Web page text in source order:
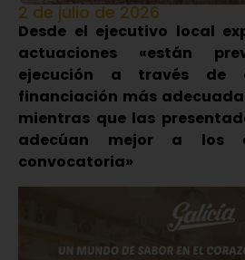
2 de julio de 2026
Desde el ejecutivo local
actuaciones «están
ejecución a través de
financiación más
mientras que las
adecúan mejor a los
convocatoria»